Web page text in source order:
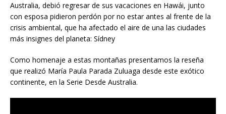
Australia, debió regresar de sus vacaciones en Hawái, junto
con esposa pidieron perdón por no estar antes al frente de la
crisis ambiental, que ha afectado el aire de una las ciudades
más insignes del planeta: Sídney
Como homenaje a estas montañas presentamos la reseña
que realizó María Paula Parada Zuluaga desde este exótico
continente, en la Serie Desde Australia.